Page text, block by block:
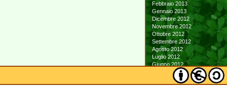
Febbraio 2013
Gennaio 2013
Dicembre 2012
Novembre 2012
Ottobre 2012
Settembre 2012
Agosto 2012
Luglio 2012
Giugno 2012
Maggio 2012
Aprile 2012